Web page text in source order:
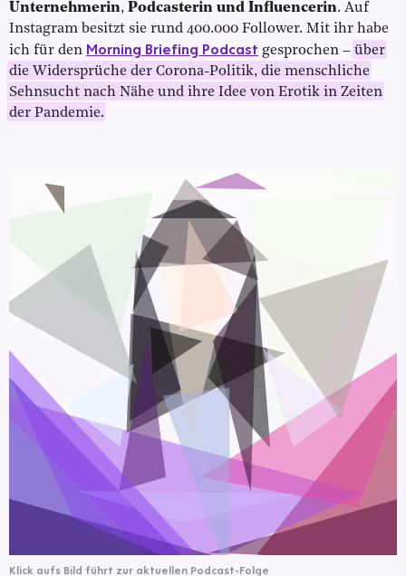
Unternehmerin, Podcasterin und Influencerin. Auf
Instagram besitzt sie rund 400.000 Follower. Mit ihr habe
ich für den Morning Briefing Podcast gesprochen – über
die Widersprüche der Corona-Politik, die menschliche
Sehnsucht nach Nähe und ihre Idee von Erotik in Zeiten
der Pandemie.
Klick aufs Bild führt zur aktuellen Podcast-Folge